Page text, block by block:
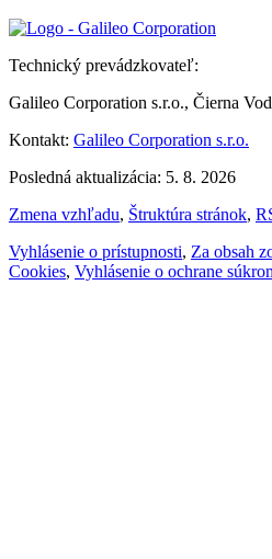
Technický prevádzkovateľ:
Galileo Corporation s.r.o., Čierna
Kontakt: Galileo Corporation s.r.o.
Posledná aktualizácia: 5. 8. 2026
Zmena vzhľadu, Štruktúra stránok,
Vyhlásenie o prístupnosti, Za obsah
Cookies, Vyhlásenie o ochrane